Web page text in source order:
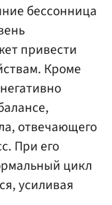
бессонница
привести
Кроме
отвечающего
При его
цикл
усиливая